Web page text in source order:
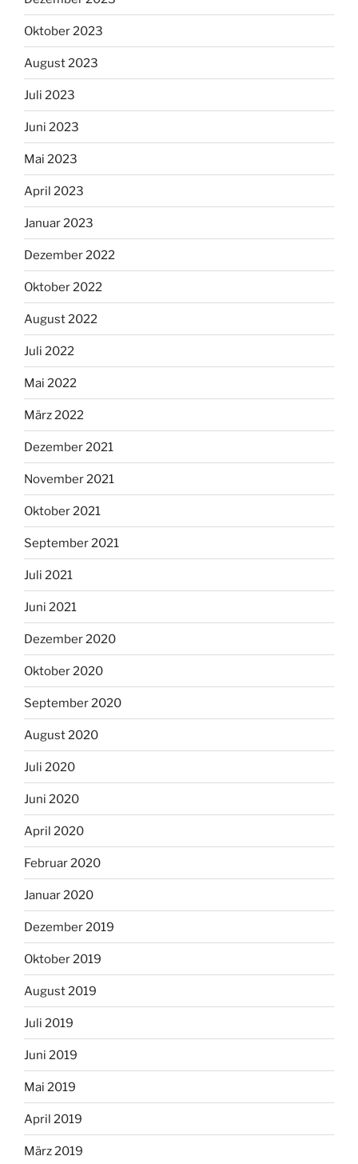
Oktober 2023
August 2023
Juli 2023
Juni 2023
Mai 2023
April 2023
Januar 2023
Dezember 2022
Oktober 2022
August 2022
Juli 2022
Mai 2022
März 2022
Dezember 2021
November 2021
Oktober 2021
September 2021
Juli 2021
Juni 2021
Dezember 2020
Oktober 2020
September 2020
August 2020
Juli 2020
Juni 2020
April 2020
Februar 2020
Januar 2020
Dezember 2019
Oktober 2019
August 2019
Juli 2019
Juni 2019
Mai 2019
April 2019
März 2019